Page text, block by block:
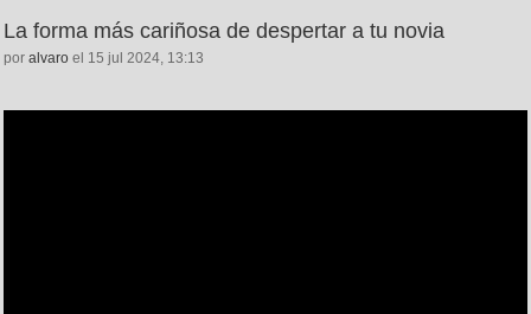
La forma más cariñosa de despertar a tu novia
por alvaro el 15 jul 2024, 13:13